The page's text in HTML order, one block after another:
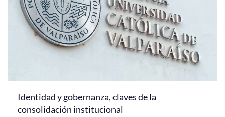
Identidad y gobernanza, claves de la
consolidación institucional